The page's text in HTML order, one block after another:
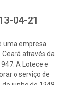
04-21
uma empresa
Ceará através da
A Lotece e
o serviço de